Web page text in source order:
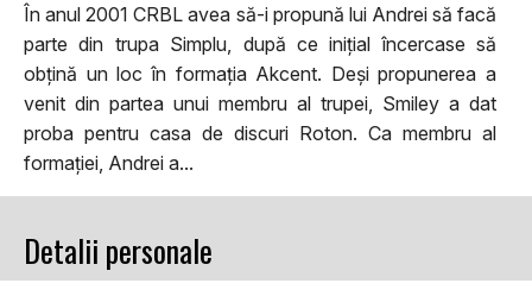
În anul 2001 CRBL avea să-i propună lui Andrei să facă
parte din trupa Simplu, după ce inițial încercase să
obțină un loc în formația Akcent. Deși propunerea a
venit din partea unui membru al trupei, Smiley a dat
proba pentru casa de discuri Roton. Ca membru al
formației, Andrei a...
Detalii personale